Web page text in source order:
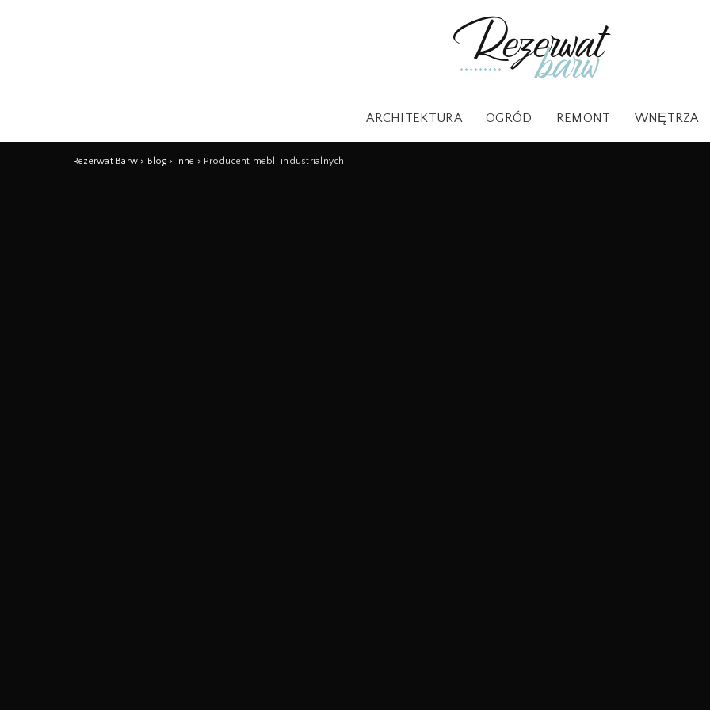
ARCHITEKTURA OGRÓD REMONT WNĘTRZA
Rezerwat Barw > Blog> Inne > Producent mebli industrialnych